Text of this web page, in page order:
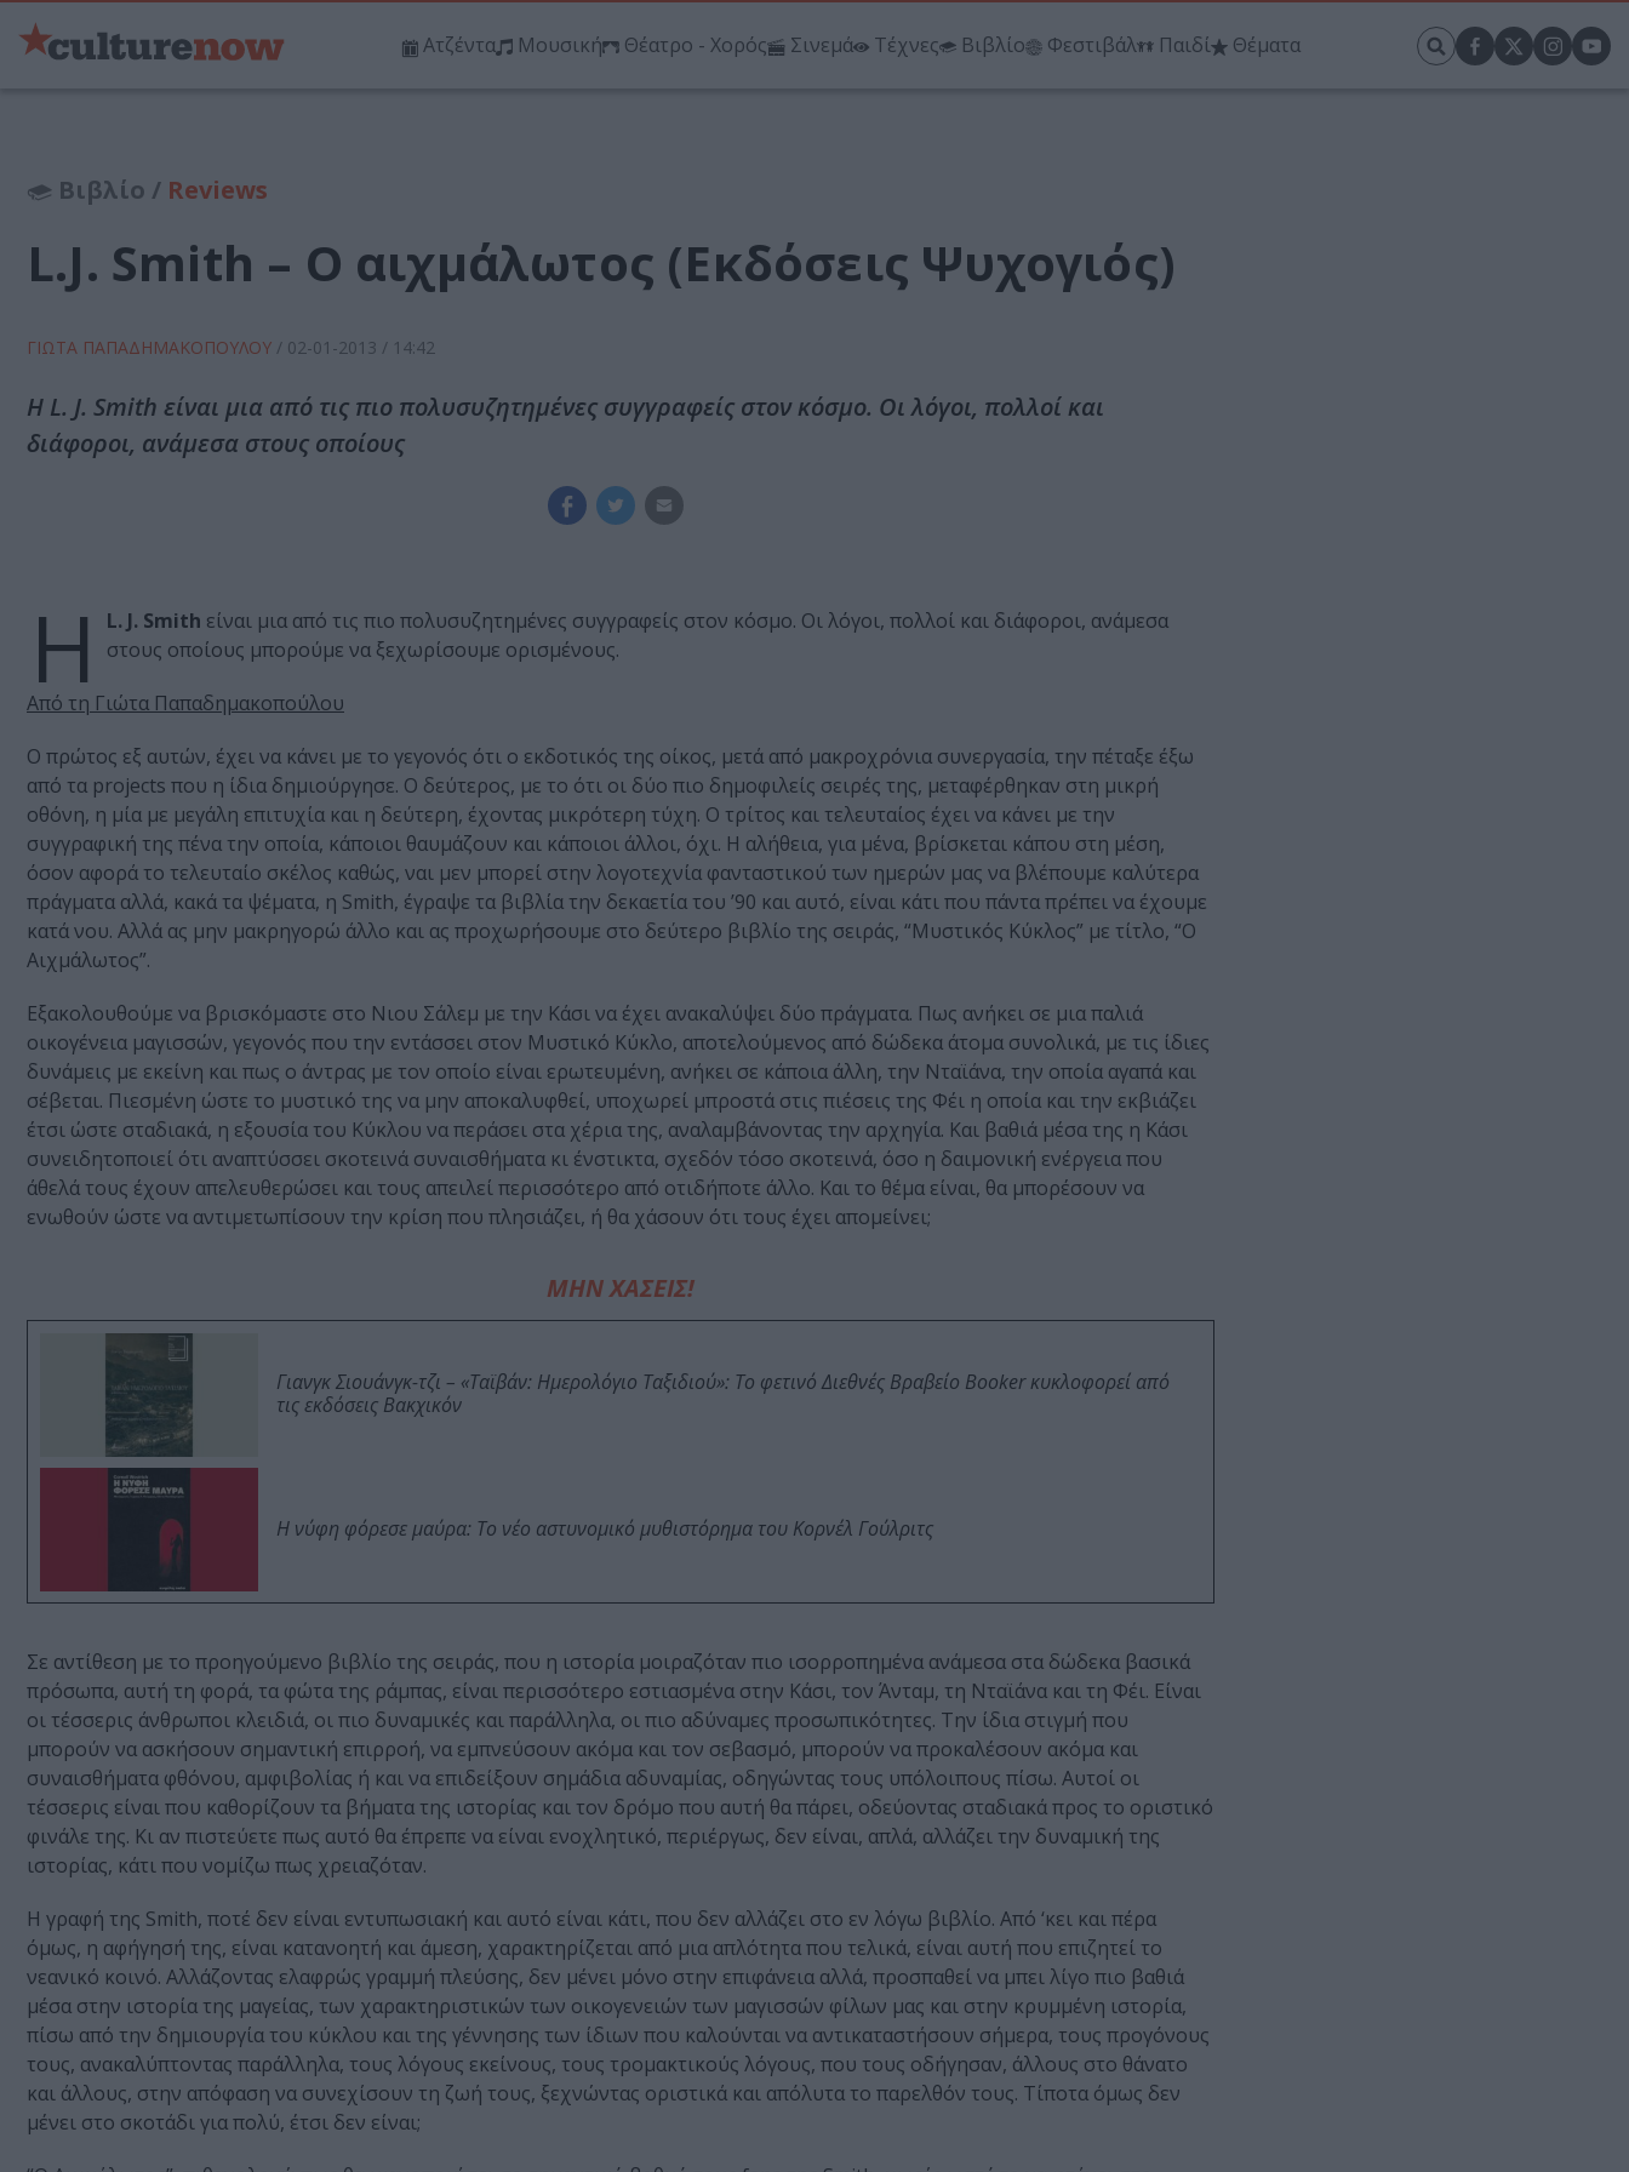
Ατζέντα Μουσική Θέατρο - Χορός Σινεμά Τέχνες Βιβλίο Φεστιβάλ Παιδί Θέματα
Βιβλίο / Reviews
L.J. Smith – Ο αιχμάλωτος (Εκδόσεις Ψυχογιός)
ΓΙΩΤΑ ΠΑΠΑΔΗΜΑΚΟΠΟΥΛΟΥ / 02-01-2013 / 14:42
Η L. J. Smith είναι μια από τις πιο πολυσυζητημένες συγγραφείς στον κόσμο. Οι λόγοι, πολλοί και
διάφοροι, ανάμεσα στους οποίους
Η L. J. Smith είναι μια από τις πιο πολυσυζητημένες συγγραφείς στον κόσμο. Οι λόγοι, πολλοί και διάφοροι, ανάμεσα
στους οποίους μπορούμε να ξεχωρίσουμε ορισμένους.
Από τη Γιώτα Παπαδημακοπούλου
Ο πρώτος εξ αυτών, έχει να κάνει με το γεγονός ότι ο εκδοτικός της οίκος, μετά από μακροχρόνια συνεργασία, την πέταξε έξω
από τα projects που η ίδια δημιούργησε. Ο δεύτερος, με το ότι οι δύο πιο δημοφιλείς σειρές της, μεταφέρθηκαν στη μικρή
οθόνη, η μία με μεγάλη επιτυχία και η δεύτερη, έχοντας μικρότερη τύχη. Ο τρίτος και τελευταίος έχει να κάνει με την
συγγραφική της πένα την οποία, κάποιοι θαυμάζουν και κάποιοι άλλοι, όχι. Η αλήθεια, για μένα, βρίσκεται κάπου στη μέση,
όσον αφορά το τελευταίο σκέλος καθώς, ναι μεν μπορεί στην λογοτεχνία φανταστικού των ημερών μας να βλέπουμε καλύτερα
πράγματα αλλά, κακά τα ψέματα, η Smith, έγραψε τα βιβλία την δεκαετία του ’90 και αυτό, είναι κάτι που πάντα πρέπει να έχουμε
κατά νου. Αλλά ας μην μακρηγορώ άλλο και ας προχωρήσουμε στο δεύτερο βιβλίο της σειράς, “Μυστικός Κύκλος” με τίτλο, “Ο
Αιχμάλωτος”.
Εξακολουθούμε να βρισκόμαστε στο Νιου Σάλεμ με την Κάσι να έχει ανακαλύψει δύο πράγματα. Πως ανήκει σε μια παλιά
οικογένεια μαγισσών, γεγονός που την εντάσσει στον Μυστικό Κύκλο, αποτελούμενος από δώδεκα άτομα συνολικά, με τις ίδιες
δυνάμεις με εκείνη και πως ο άντρας με τον οποίο είναι ερωτευμένη, ανήκει σε κάποια άλλη, την Νταϊάνα, την οποία αγαπά και
σέβεται. Πιεσμένη ώστε το μυστικό της να μην αποκαλυφθεί, υποχωρεί μπροστά στις πιέσεις της Φέι η οποία και την εκβιάζει
έτσι ώστε σταδιακά, η εξουσία του Κύκλου να περάσει στα χέρια της, αναλαμβάνοντας την αρχηγία. Και βαθιά μέσα της η Κάσι
συνειδητοποιεί ότι αναπτύσσει σκοτεινά συναισθήματα κι ένστικτα, σχεδόν τόσο σκοτεινά, όσο η δαιμονική ενέργεια που
άθελά τους έχουν απελευθερώσει και τους απειλεί περισσότερο από οτιδήποτε άλλο. Και το θέμα είναι, θα μπορέσουν να
ενωθούν ώστε να αντιμετωπίσουν την κρίση που πλησιάζει, ή θα χάσουν ότι τους έχει απομείνει;
ΜΗΝ ΧΑΣΕΙΣ!
Γιανγκ Σιουάνγκ-τζι – «Ταϊβάν: Ημερολόγιο Ταξιδιού»: Το φετινό Διεθνές Βραβείο Booker κυκλοφορεί από
τις εκδόσεις Βακχικόν
Η νύφη φόρεσε μαύρα: Το νέο αστυνομικό μυθιστόρημα του Κορνέλ Γούλριτς
Σε αντίθεση με το προηγούμενο βιβλίο της σειράς, που η ιστορία μοιραζόταν πιο ισορροπημένα ανάμεσα στα δώδεκα βασικά
πρόσωπα, αυτή τη φορά, τα φώτα της ράμπας, είναι περισσότερο εστιασμένα στην Κάσι, τον Άνταμ, τη Νταϊάνα και τη Φέι. Είναι
οι τέσσερις άνθρωποι κλειδιά, οι πιο δυναμικές και παράλληλα, οι πιο αδύναμες προσωπικότητες. Την ίδια στιγμή που
μπορούν να ασκήσουν σημαντική επιρροή, να εμπνεύσουν ακόμα και τον σεβασμό, μπορούν να προκαλέσουν ακόμα και
συναισθήματα φθόνου, αμφιβολίας ή και να επιδείξουν σημάδια αδυναμίας, οδηγώντας τους υπόλοιπους πίσω. Αυτοί οι
τέσσερις είναι που καθορίζουν τα βήματα της ιστορίας και τον δρόμο που αυτή θα πάρει, οδεύοντας σταδιακά προς το οριστικό
φινάλε της. Κι αν πιστεύετε πως αυτό θα έπρεπε να είναι ενοχλητικό, περιέργως, δεν είναι, απλά, αλλάζει την δυναμική της
ιστορίας, κάτι που νομίζω πως χρειαζόταν.
Η γραφή της Smith, ποτέ δεν είναι εντυπωσιακή και αυτό είναι κάτι, που δεν αλλάζει στο εν λόγω βιβλίο. Από ‘κει και πέρα
όμως, η αφήγησή της, είναι κατανοητή και άμεση, χαρακτηρίζεται από μια απλότητα που τελικά, είναι αυτή που επιζητεί το
νεανικό κοινό. Αλλάζοντας ελαφρώς γραμμή πλεύσης, δεν μένει μόνο στην επιφάνεια αλλά, προσπαθεί να μπει λίγο πιο βαθιά
μέσα στην ιστορία της μαγείας, των χαρακτηριστικών των οικογενειών των μαγισσών φίλων μας και στην κρυμμένη ιστορία,
πίσω από την δημιουργία του κύκλου και της γέννησης των ίδιων που καλούνται να αντικαταστήσουν σήμερα, τους προγόνους
τους, ανακαλύπτοντας παράλληλα, τους λόγους εκείνους, τους τρομακτικούς λόγους, που τους οδήγησαν, άλλους στο θάνατο
και άλλους, στην απόφαση να συνεχίσουν τη ζωή τους, ξεχνώντας οριστικά και απόλυτα το παρελθόν τους. Τίποτα όμως δεν
μένει στο σκοτάδι για πολύ, έτσι δεν είναι;